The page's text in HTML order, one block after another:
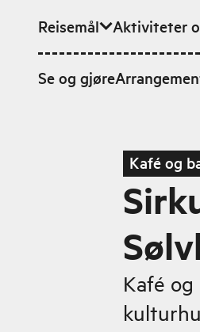
Hopp til hovedinnhold
Reisemål Aktiviteter
Se og gjøre
Kafé og
Kafé